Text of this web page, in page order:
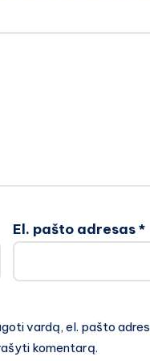
El. pašto adresas*
vardą, el. pašto
komentarą.